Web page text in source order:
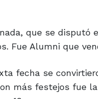
que se disputó
Fue Alumni que
fecha se
más festejos fue